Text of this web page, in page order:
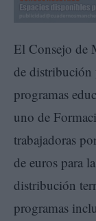
El Consejo de
de distribución
programas
uno de
trabajadoras
de euros para
distribución
programas